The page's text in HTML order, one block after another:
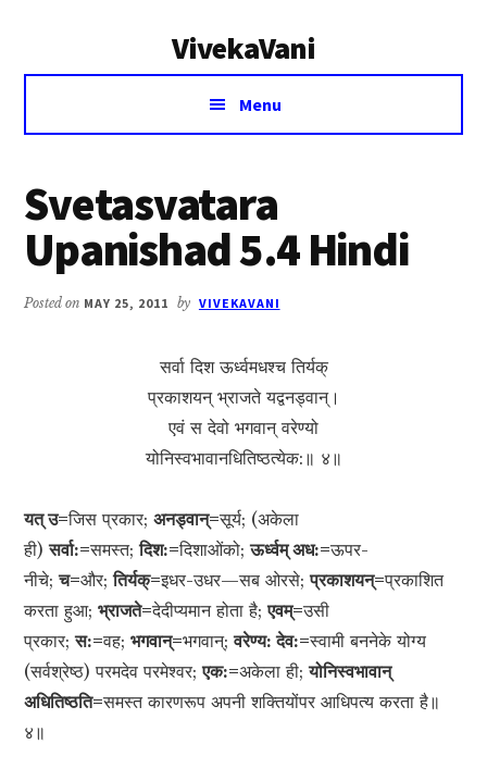
VivekaVani
Voice
Vivekananda
Menu
Svetasvatara
Upanishad 5.4 Hindi
Posted on MAY 25, 2011 by VIVEKAVANI
सर्वा दिश ऊर्ध्वमधश्च तिर्यक्
प्रकाशयन् भ्राजते यद्वनड्वान्।
एवं स देवो भगवान् वरेण्यो
योनिस्वभावानधितिष्ठत्येक:॥ ४॥
यत् उ=जिस प्रकार;अनड्वान्=सूर्य; (अकेला
ही)सर्वा:=समस्त;दिश:=दिशाओंको;ऊर्ध्वम् अध:=ऊपर-
नीचे;च=और;तिर्यक्=इधर-उधर—सब ओरसे;प्रकाशयन्=प्रकाशित
करता हुआ;भ्राजते=देदीप्यमान होता है;एवम्=उसी
प्रकार;स:=वह;भगवान्=भगवान्;वरेण्य: देव:=स्वामी बननेके योग्य
(सर्वश्रेष्ठ) परमदेव परमेश्वर;एक:=अकेला ही;योनिस्वभावान्
अधितिष्ठति=समस्त कारणरूप अपनी शक्तियोंपर आधिपत्य करता है॥
४॥